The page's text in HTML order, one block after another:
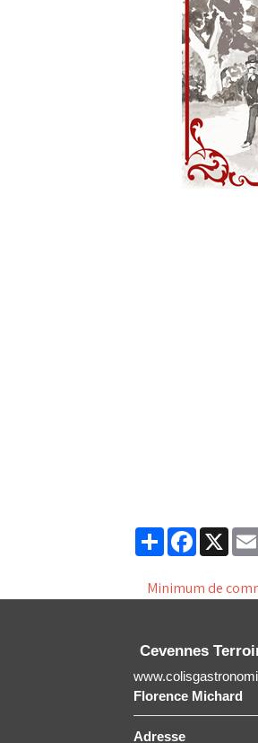
PartagerFacebook
X
Minimum de
Cevennes
Florence Michard
Adresse